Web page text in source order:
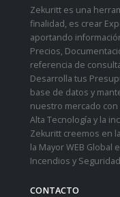
Zekuritt es una
finalidad, es crear
aportando
Precios,
referencia de
Desarrolla tus
base de datos y
nuestro mercado
Alta Tecnología y la
Zekuritt creemos en
la Mayor WEB Global
Incendios y
CONTACTO